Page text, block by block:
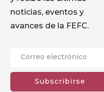
noticias, eventos y
avances de la FEFC.
Subscribirse